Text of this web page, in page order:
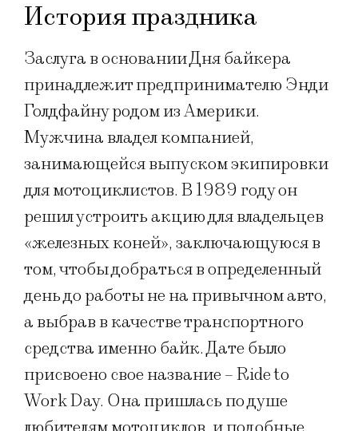
История праздника
Заслуга в основании Дня байкера
принадлежит предпринимателю Энди
Голдфайну родом из Америки.
Мужчина владел компанией,
занимающейся выпуском экипировки
для мотоциклистов. В 1989 году он
решил устроить акцию для владельцев
«железных коней», заключающуюся в
том, чтобы добраться в определенный
день до работы не на привычном авто,
а выбрав в качестве транспортного
средства именно байк. Дате было
присвоено свое название – Ride to
Work Day. Она пришлась по душе